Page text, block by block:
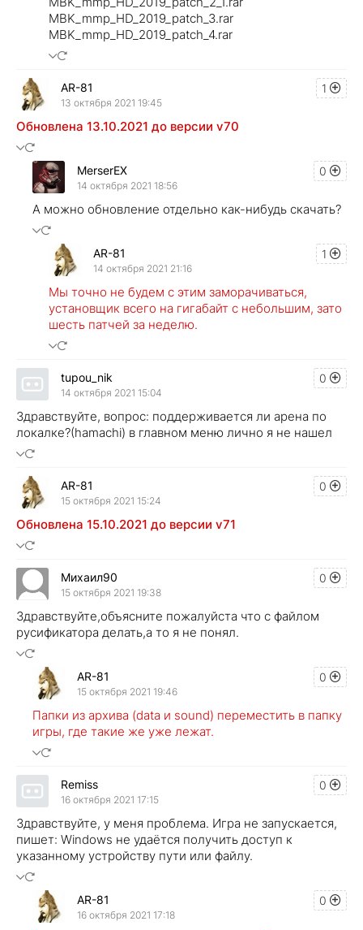
MBK_mmp_HD_2019_patch_3.rar
MBK_mmp_HD_2019_patch_4.rar
1
AR-81
13 октября 2021 19:45
Обновлена 13.10.2021 до версии v70
0
MerserEX
14 октября 2021 18:56
А можно обновление отдельно как-нибудь скачать?
1
AR-81
14 октября 2021 21:16
Мы точно не будем с этим заморачиваться,
установщик всего на гигабайт с небольшим, зато
шесть патчей за неделю.
0
tupou_nik
14 октября 2021 15:04
Здравствуйте, вопрос: поддерживается ли арена по
локалке?(hamachi) в главном меню лично я не нашел
0
AR-81
15 октября 2021 15:24
Обновлена 15.10.2021 до версии v71
0
Михаил90
15 октября 2021 19:38
Здравствуйте,объясните пожалуйста что с файлом
русификатора делать,а то я не понял.
0
AR-81
15 октября 2021 19:46
Папки из архива (data и sound) переместить в папку
игры, где такие же уже лежат.
0
Remiss
16 октября 2021 17:15
Здравствуйте, у меня проблема. Игра не запускается,
пишет: Windows не удаётся получить доступ к
указанному устройству пути или файлу.
0
AR-81
16 октября 2021 17:18